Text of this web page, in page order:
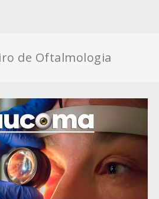
de Oftalmologia